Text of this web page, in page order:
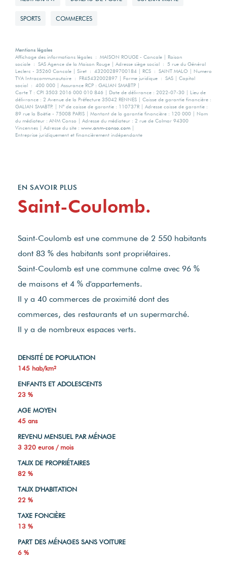
SPORTS COMMERCES
Mentions légales
Affichage des informations légales : MAISON ROUGE - Cancale | Raison
sociale : SAS Agence de la Maison Rouge | Adresse siège social : 5 rue du Général
Leclerc - 35260 Cancale | Siret : 43200289700184 | RCS : SAINT MALO | Numero
TVA Intracommunautaire : FR45432002897 | Forme juridique : SAS | Capital
social : 400 000 | Assurance RCP : GALIAN SMABTP |
Carte T : CPI 3503 2016 000 010 846 | Date de délivrance : 2022-07-30 | Lieu de
délivrance : 2 Avenue de la Préfecture 35042 RENNES | Caisse de garantie financière :
GALIAN SMABTP. | N° de caisse de garantie : 110737R | Adresse caisse de garantie :
89 rue la Boëtie - 75008 PARIS | Montant de la garantie financière : 120 000 | Nom
du médiateur : ANM Conso | Adresse du médiateur : 2 rue de Colmar 94300
Vincennes | Adresse du site : www.anm-conso.com
Entreprise juridiquement et financièrement indépendante
EN SAVOIR PLUS
Saint-Coulomb.
Saint-Coulomb est une commune de 2 550 habitants
dont 83 % des habitants sont propriétaires.
Saint-Coulomb est une commune calme avec 96 %
de maisons et 4 % d'appartements.
Il y a 40 commerces de proximité dont des
commerces, des restaurants et un supermarché.
Il y a de nombreux espaces verts.
DENSITÉ DE POPULATION
145 hab/km²
ENFANTS ET ADOLESCENTS
23 %
AGE MOYEN
45 ans
REVENU MENSUEL PAR MÉNAGE
3 320 euros / mois
TAUX DE PROPRIÉTAIRES
82 %
TAUX D'HABITATION
22 %
TAXE FONCIÈRE
13 %
PART DES MÉNAGES SANS VOITURE
6 %